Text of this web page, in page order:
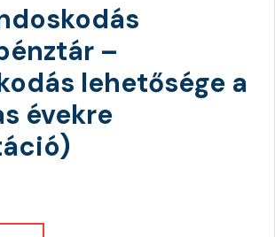
–
lehetősége a
évekre